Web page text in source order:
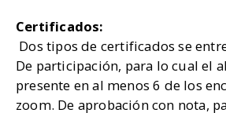
Certificados:
Dos tipos de certificados se
De participación, para lo cual el
presente en al menos 6 de los
zoom. De aprobación con nota,